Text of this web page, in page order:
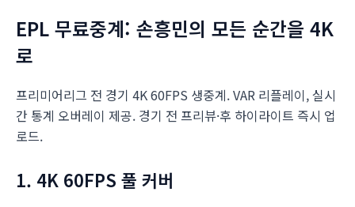
EPL 무료중계: 손흥민의 모든 순간을 4K
로
프리미어리그 전 경기 4K 60FPS 생중계. VAR 리플레이, 실시
간 통계 오버레이 제공. 경기 전 프리뷰·후 하이라이트 즉시 업
로드.
1. 4K 60FPS 풀 커버